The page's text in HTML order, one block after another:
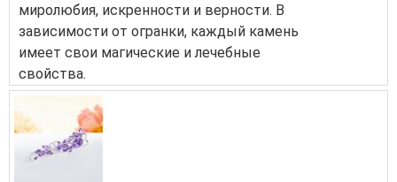
миролюбия, искренности и верности. В
зависимости от огранки, каждый камень
имеет свои магические и лечебные
свойства.